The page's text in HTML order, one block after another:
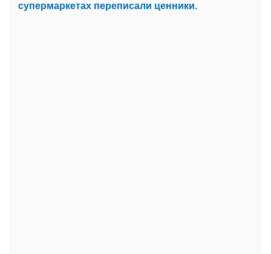
супермаркетах переписали ценники.